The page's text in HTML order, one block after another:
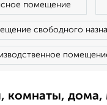
помещение
свободного
комнаты,